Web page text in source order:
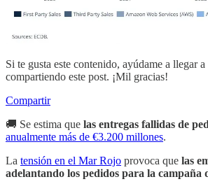
Si te gusta este contenido, ayúdame a llegar a
compartiendo este post. ¡Mil gracias!
Compartir
🚚 Se estima que las entregas fallidas de
anualmente más de €3.200 millones.
La tensión en el Mar Rojo provoca que las
adelantando los pedidos para la campaña